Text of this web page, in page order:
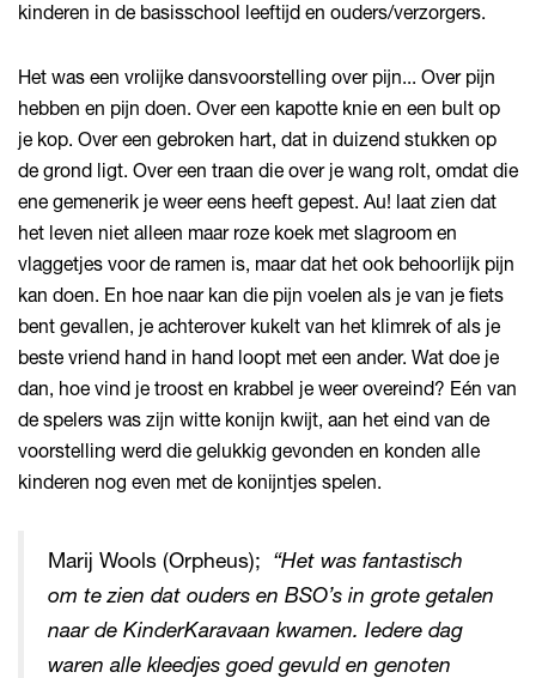
kinderen in de basisschool leeftijd en ouders/verzorgers.
Het was een vrolijke dansvoorstelling over pijn... Over pijn
hebben en pijn doen. Over een kapotte knie en een bult op
je kop. Over een gebroken hart, dat in duizend stukken op
de grond ligt. Over een traan die over je wang rolt, omdat die
ene gemenerik je weer eens heeft gepest. Au! laat zien dat
het leven niet alleen maar roze koek met slagroom en
vlaggetjes voor de ramen is, maar dat het ook behoorlijk pijn
kan doen. En hoe naar kan die pijn voelen als je van je fiets
bent gevallen, je achterover kukelt van het klimrek of als je
beste vriend hand in hand loopt met een ander. Wat doe je
dan, hoe vind je troost en krabbel je weer overeind? Eén van
de spelers was zijn witte konijn kwijt, aan het eind van de
voorstelling werd die gelukkig gevonden en konden alle
kinderen nog even met de konijntjes spelen.
Marij Wools (Orpheus); “Het was fantastisch
om te zien dat ouders en BSO’s in grote getalen
naar de KinderKaravaan kwamen. Iedere dag
waren alle kleedjes goed gevuld en genoten
Inzoomen